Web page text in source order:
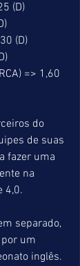
(D)
(D)
=> 1,60
do
de suas
fazer uma
na
4,0.
separado,
um
inglês.